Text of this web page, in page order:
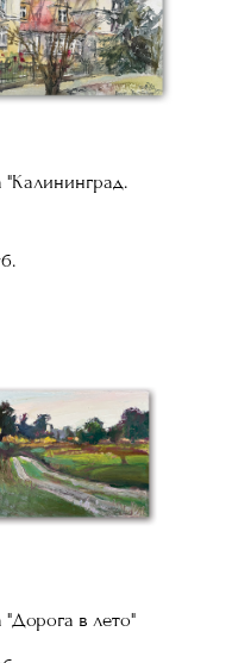
"Калининград.
"Дорога в лето"